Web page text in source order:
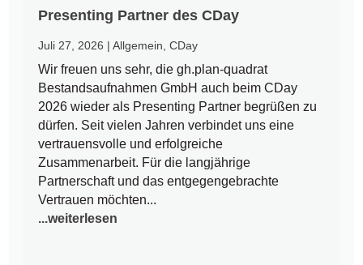
Presenting Partner des CDay
Juli 27, 2026 |Allgemein ,CDay
Wir freuen uns sehr, die gh.plan-quadrat
Bestandsaufnahmen GmbH auch beim CDay
2026 wieder als Presenting Partner begrüßen zu
dürfen. Seit vielen Jahren verbindet uns eine
vertrauensvolle und erfolgreiche
Zusammenarbeit. Für die langjährige
Partnerschaft und das entgegengebrachte
Vertrauen möchten...
...weiterlesen